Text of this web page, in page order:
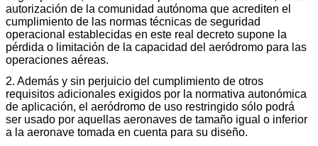
autorización de la comunidad autónoma que acrediten el
cumplimiento de las normas técnicas de seguridad
operacional establecidas en este real decreto supone la
pérdida o limitación de la capacidad del aeródromo para las
operaciones aéreas.
2. Además y sin perjuicio del cumplimiento de otros
requisitos adicionales exigidos por la normativa autonómica
de aplicación, el aeródromo de uso restringido sólo podrá
ser usado por aquellas aeronaves de tamaño igual o inferior
a la aeronave tomada en cuenta para su diseño.